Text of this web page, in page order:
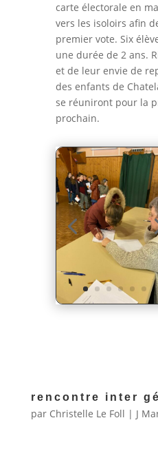
carte électorale en
vers les isoloirs afin
premier vote. Six
une durée de 2 ans.
et de leur envie de
des enfants de
se réuniront pour la
prochain.
rencontre inter
par Christelle Le Foll | J